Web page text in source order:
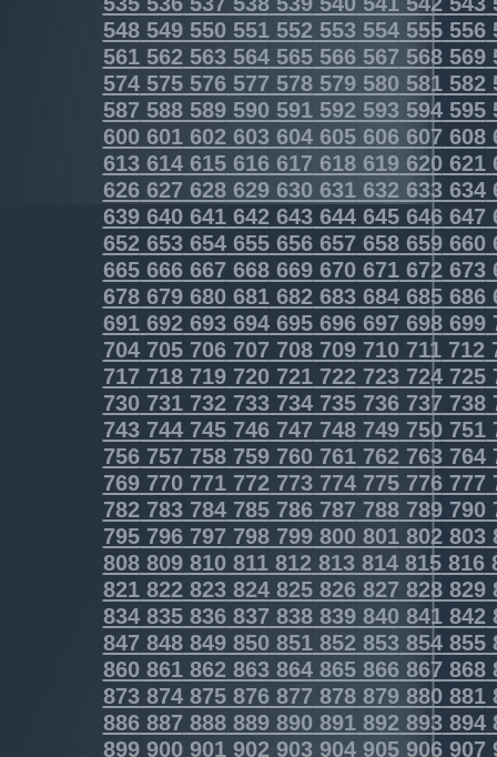
548549550551552553554555556
561562563564565566567 568569
574575576577 578579580 581582
587588589590591592593594595
600601602603604605606607608
613614615616617 618619620621
626627 628629630 631632633634
639640641642643644645646647
652653654655656657658659660
665666667668669670671672673
678679680681682683684685686
691692693694695696697698699
704705706707708709710711712
717718719720721722723724725
730731732733734735736737738
743744745746747748749750751
756757758759760761762763764
769770771772773774775776777
782783784785786787788789790
795796797798799800801802803
808809810811812813814815816
821822823824825826827 828829
834835836837 838839840841842
847848849850851852853854855
860861862863864865866867868
873874875876877 878879880881
886887 888889890891892893894
899900901902903904905906907